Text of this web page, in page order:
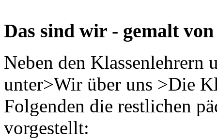
Das sind wir - gemalt
Neben den Klassenlehrern
unter>Wir über uns >Die
Folgenden die restlichen
vorgestellt: